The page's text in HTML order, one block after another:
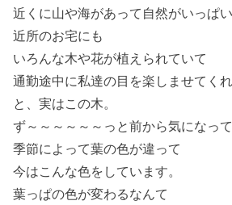
近くに山や海があって自然がいっぱ
近所のお宅にも
いろんな木や花が植えられていて
通勤途中に私達の目を楽しませてくれ
と、実はこの木。
ず～～～～～～っと前から気になって
季節によって葉の色が違って
今はこんな色をしています。
葉っぱの色が変わるなんて